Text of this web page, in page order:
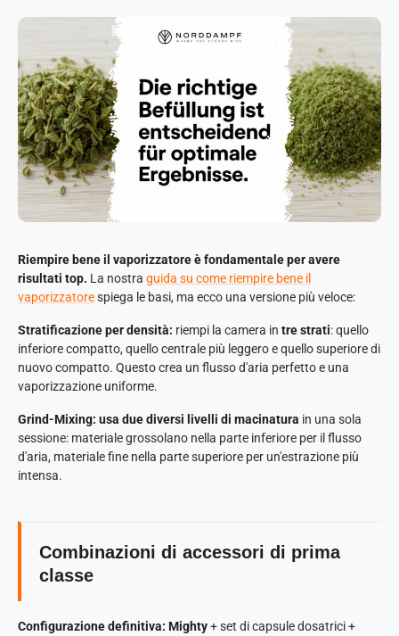
Riempire bene il vaporizzatore è fondamentale per avere
risultati top. La nostra guida su come riempire bene il
vaporizzatorespiega le basi, ma ecco una versione più veloce:
Stratificazione per densità: riempi la camera in tre strati: quello
inferiore compatto, quello centrale più leggero e quello superiore di
nuovo compatto. Questo crea un flusso d'aria perfetto e una
vaporizzazione uniforme.
Grind-Mixing: usa due diversi livelli di macinatura in una sola
sessione: materiale grossolano nella parte inferiore per il flusso
d'aria, materiale fine nella parte superiore per un'estrazione più
intensa.
Combinazioni di accessori di prima
classe
Configurazione definitiva: Mighty+ set di capsule dosatrici +